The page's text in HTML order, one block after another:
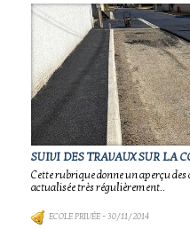
SUIVI DES TRAVAUX SUR LA
Cette rubrique donne un aperçu
actualisée très régulièrement..
ECOLE PRIVÉE- 30/11/2014